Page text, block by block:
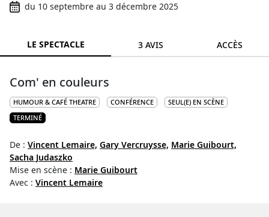
du 10 septembre au 3 décembre 2025
LE SPECTACLE 3 AVIS ACCÈS
Com' en couleurs
HUMOUR & CAFÉ THEATRE CONFÉRENCE
SEUL(E) EN SCÈNE
TERMINÉ
De : Vincent Lemaire, Gary Vercruysse, Marie Guibourt,
Sacha Judaszko
Mise en scène : Marie Guibourt
Avec : Vincent Lemaire